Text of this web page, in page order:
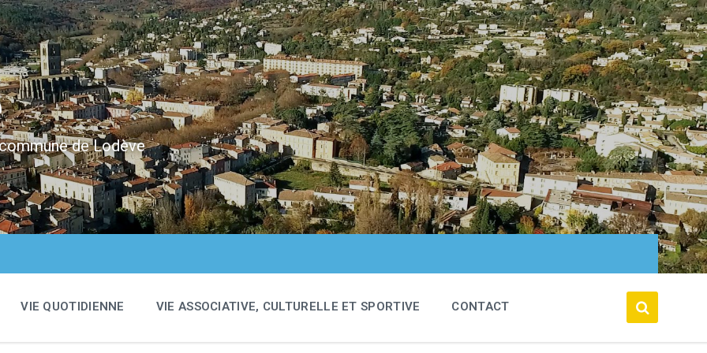
de Lodève
VIE QUOTIDIENNE VIE ASSOCIATIVE, CULTURELLE ET SPORTIVE CONTACT